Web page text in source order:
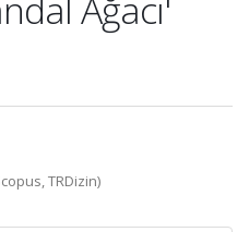
TRDizin)